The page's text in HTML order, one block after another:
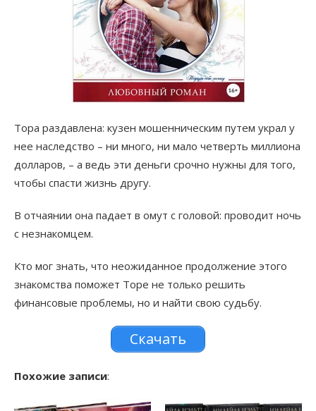
Тора раздавлена: кузен мошенническим путем украл у
нее наследство – ни много, ни мало четверть миллиона
долларов, – а ведь эти деньги срочно нужны для того,
чтобы спасти жизнь другу.
В отчаянии она падает в омут с головой: проводит ночь
с незнакомцем.
Кто мог знать, что неожиданное продолжение этого
знакомства поможет Торе не только решить
финансовые проблемы, но и найти свою судьбу.
Скачать
Похожие записи: